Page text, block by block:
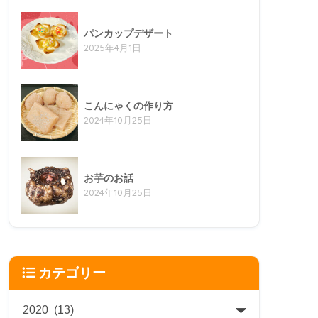
パンカップデザート
2025年4月1日
こんにゃくの作り方
2024年10月25日
お芋のお話
2024年10月25日
カテゴリー